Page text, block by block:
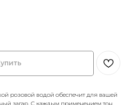
розовой водой обеспечит для вашей
загар. С каждым применением тон